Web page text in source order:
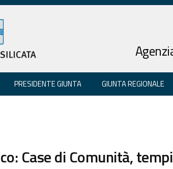
PRESIDENTE GIUNTA GIUNTA REGIONALE
Case di Comunità,